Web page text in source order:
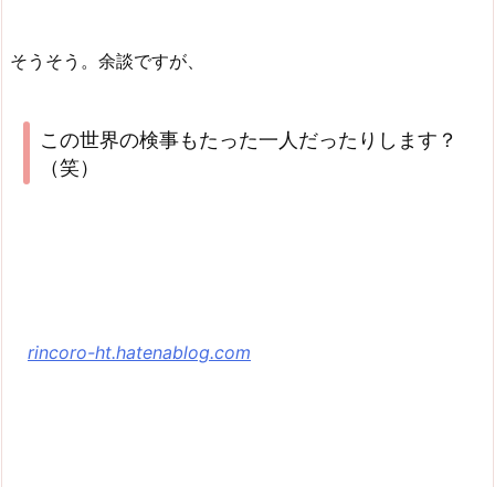
そうそう。余談ですが、
この世界の検事もたった一人だったりします？
（笑）
rincoro-ht.hatenablog.com